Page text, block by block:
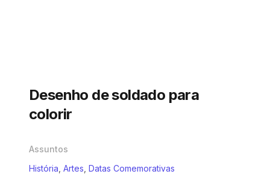
Desenho de soldado para
colorir
Assuntos
História Artes Datas Comemorativas